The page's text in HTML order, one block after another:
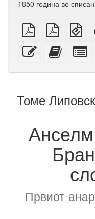
1850 година во
обичен
PDF
А4
PDF
печатење
Уреди
текст
Додади
текст
збирката
Томе
Првиот